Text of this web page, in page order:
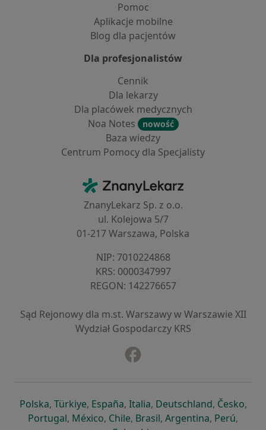
Pomoc
Aplikacje mobilne
Blog dla pacjentów
Dla profesjonalistów
Cennik
Dla lekarzy
Dla placówek medycznych
Noa Notes
nowość
Baza wiedzy
Centrum Pomocy dla Specjalisty
ZnanyLekarz - Strona główna
ZnanyLekarz Sp. z o.o.
ul. Kolejowa 5/7
01-217 Warszawa, Polska
NIP: ⁠7010224868
KRS: ⁠0000347997
REGON: ⁠142276657
Sąd Rejonowy dla m.st. Warszawy w Warszawie XII
Wydział Gospodarczy KRS
Polskaotwiera się w nowej karcie
, Türkiyeotwiera się w nowej karcie
, Españaotwiera się w nowej karcie
, Italiaotwiera się w nowej
, Deutschlandotwiera się
, Česko,
Portugalotwiera się w nowej karcie
, Méxicootwiera się w nowej karcie
, Chileotwiera się w nowej karcie
, Brasilotwiera się w nowej
, Argentinaotwiera się
, Perú,